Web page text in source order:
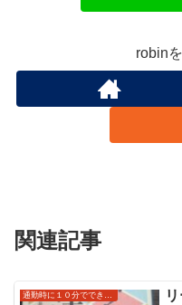
robin
関連記事
通勤時に１０分でできる読み流し自己啓発（孫子の兵法）